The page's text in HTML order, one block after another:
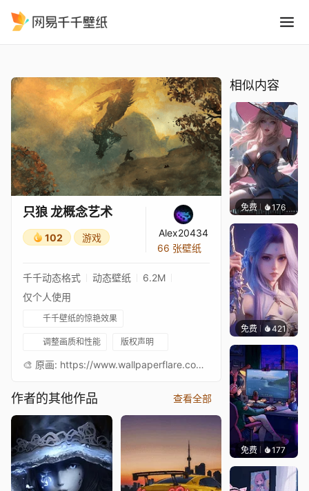
只狼 龙概念艺术
102 游戏
Alex20434
66 张壁纸
千千动态格式 动态壁纸
6.2M
仅个人使用
千千壁纸的惊艳效果
调整画质和性能 版权声明
🎨 原画: https://www.wallpaperflare.com/fantasy-art-artwork-sekiro-shadows-die-twice-game-art-video-games-wallpaper-ysrqa🎵音乐: Divine Dragon我的壁纸合集: Workshop预览: YouTube
作者的其他作品 查看全部
相似内容
免费 176｡
免费 421好看
免费 177